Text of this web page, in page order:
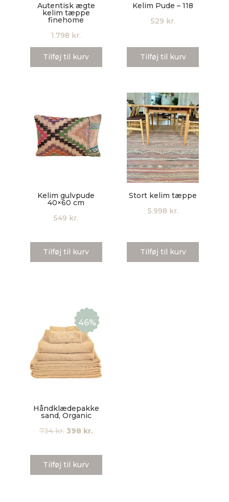
Autentisk ægte
kelim tæppe
finehome
1.798 kr.
Tilføj til kurv
Kelim Pude – 118
529 kr.
Tilføj til kurv
Kelim gulvpude
40×60 cm
549 kr.
Tilføj til kurv
Stort kelim tæppe
5.998 kr.
Tilføj til kurv
46%
Håndklædepakke
sand, Organic
734kr. Den
pris
var:
398 kr.Den
pris
Tilføj til kurv